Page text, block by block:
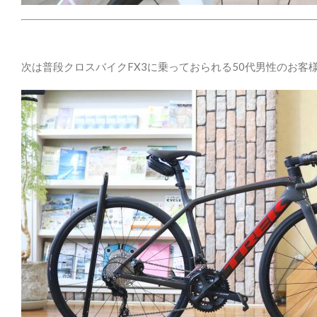
次は普段クロスバイクFX3に乗っておられる50代男性のお客